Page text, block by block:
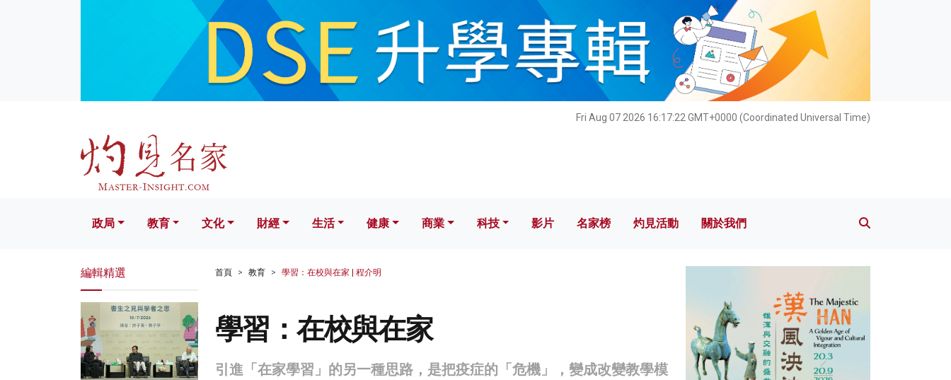
Fri Aug 07 2026 16:17:24 GMT+0000 (Coordinated Universal Time)
文化 財經 生活 健康 科技 影片 名家榜 灼見活動 關於我們
政局 教育 文化 財經 生活 健康 商業 科技 影片 名家榜 灼見活動 關於我們
首頁 教育 學習：在校與在家 | 程介明
學習：在校與在家
引進「在家學習」的另一種思路，是把疫症的「危機」，變成改變教學模
編輯精選